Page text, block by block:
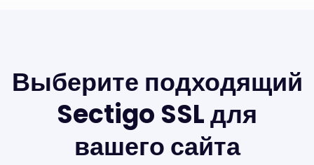
Выберите подходящий
Sectigo SSL для
вашего сайта